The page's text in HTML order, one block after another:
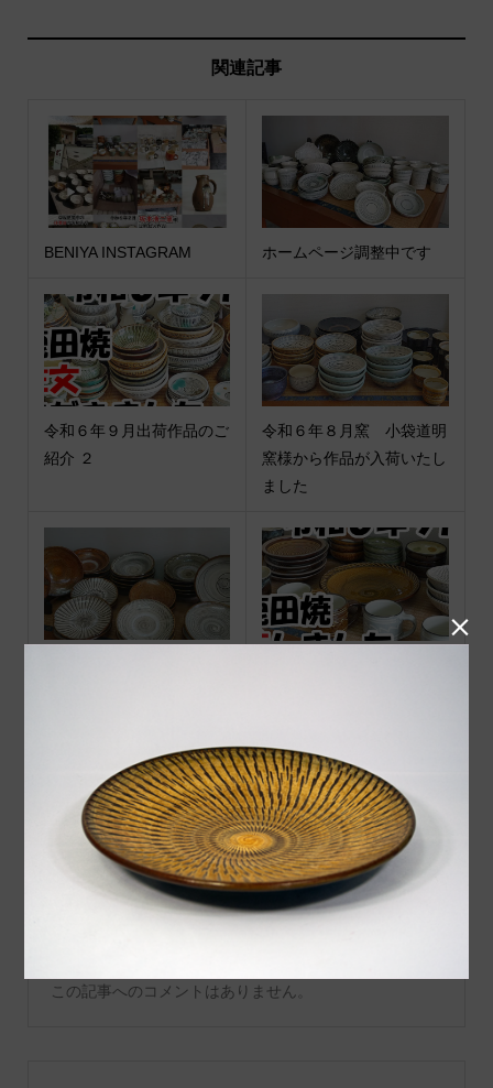
関連記事
BENIYA INSTAGRAM ホームページ調整中です
令和６年９月出荷作品のご
紹介 ２
令和６年８月窯 小袋道明
窯様から作品が入荷いたし
ました
コメント
コメント ( 0 )
トラックバックは利用でき
ません。
この記事へのコメントはありません。
